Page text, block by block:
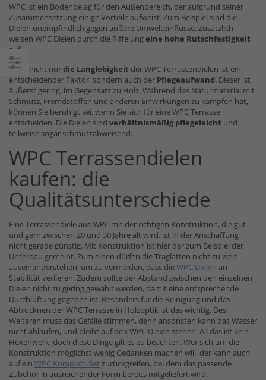
WPC ist ein Bodenbelag für den Außenbereich, der aufgrund seiner
Zusammensetzung einige Vorteile aufweist. Zum Beispiel sind die
Dielen unempfindlich gegen äußere Umwelteinflüsse. Zusätzlich
weisen WPC Dielen durch die Riffelungeine hohe Rutschfestigkeit
auf.
Doch nicht nurdie Langlebigkeit der WPC Terrassendielen ist ein
entscheidender Faktor, sondern auch der Pflegeaufwand. Dieser ist
äußerst gering, im Gegensatz zu Holz. Während das Naturmaterial mit
Schmutz, Fremdstoffen und anderen Einwirkungen zu kämpfen hat,
können Sie beruhigt sei, wenn Sie sich für eine WPC Terrasse
entscheiden. Die Dielen sind verhältnismäßig pflegeleicht und
teilweise sogar schmutzabweisend.
WPC Terrassendielen
kaufen: die
Qualitätsunterschiede
Eine Terrassendiele aus WPC mit der richtigen Konstruktion, die gut
und gern zwischen 20 und 30 Jahre alt wird, ist in der Anschaffung
nicht gerade günstig. Mit Konstruktion ist hier der zum Beispiel der
Unterbau gemeint. Zum einen dürfen die Traglatten nicht zu weit
auseinanderstehen, um zu vermeiden, dass dieWPC Dielen an
Stabilität verlieren. Zudem sollte der Abstand zwischen den einzelnen
Dielen nicht zu gering gewählt werden, damit eine entsprechende
Durchlüftung gegeben ist. Besonders für die Reinigung und das
Abtrocknen der WPC Terrasse in Holzoptik ist das wichtig. Des
Weiteren muss das Gefälle stimmen, denn ansonsten kann das Wasser
nicht ablaufen, und bleibt auf den WPC Dielen stehen. All das ist kein
Hexenwerk, doch diese Dinge gilt es zu beachten. Wer sich um die
Konstruktion möglichst wenig Gedanken machen will, der kann auch
auf ein WPC Komplett-Set zurückgreifen, bei dem das passende
Zubehör in ausreichender Form bereits mitgeliefert wird.
Einkaufsoptionen